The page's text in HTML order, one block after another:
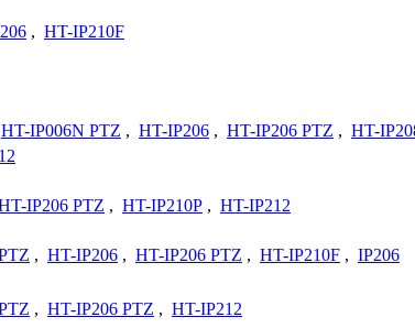
, HT-IP210F
HT-IP006N PTZ , HT-IP206 , HT-IP206 PTZ , HT-
IP206 PTZ , HT-IP210P , HT-IP212
, HT-IP206 , HT-IP206 PTZ , HT-IP210F , IP206
, HT-IP206 PTZ , HT-IP212